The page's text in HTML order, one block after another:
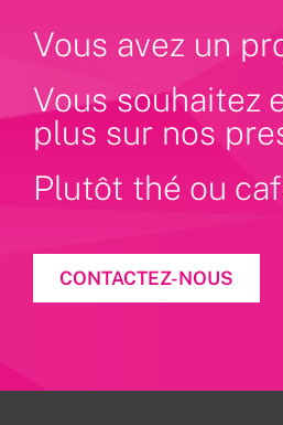
Vous avez un
Vous souhaitez
plus sur nos
Plutôt thé ou
CONTACTEZ-NOUS